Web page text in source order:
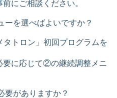
にご相談ください。
ーを選べばよいですか？
トロン」初回プログラムを
要に応じて②の継続調整メニ
要がありますか？